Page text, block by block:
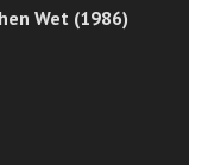
Wet (1986)